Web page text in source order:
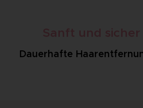
Dauerhafte